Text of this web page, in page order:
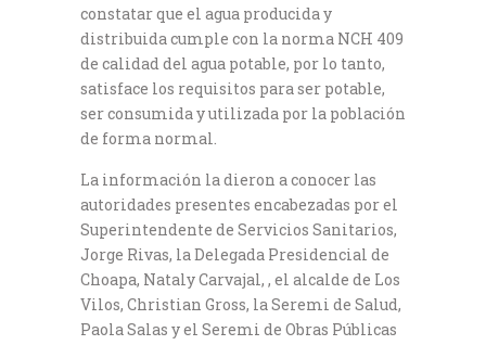
constatar que el agua producida y
distribuida cumple con la norma NCH 409
de calidad del agua potable, por lo tanto,
satisface los requisitos para ser potable,
ser consumida y utilizada por la población
de forma normal.
La información la dieron a conocer las
autoridades presentes encabezadas por el
Superintendente de Servicios Sanitarios,
Jorge Rivas, la Delegada Presidencial de
Choapa, Nataly Carvajal, , el alcalde de Los
Vilos, Christian Gross, la Seremi de Salud,
Paola Salas y el Seremi de Obras Públicas